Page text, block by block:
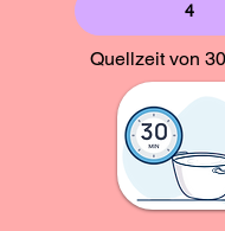
4
Quellzeit von